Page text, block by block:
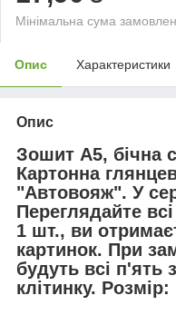
Мінімальна сума
Опис Характеристики
Опис
Зошит А5, бічна
Картонна
"Автовояж". У
Переглядайте
1 шт., ви
картинок. При
будуть всі п'ять
клітинку.